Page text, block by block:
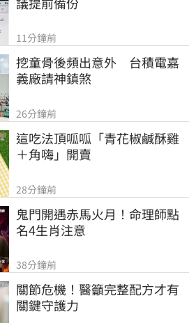
11分鐘前
挖童骨後頻出意外　台積電嘉
義廠請神鎮煞
26分鐘前
這吃法頂呱呱「青花椒鹹酥雞
＋角嗨」開賣
28分鐘前
鬼門開遇赤馬火月！命理師點
名4生肖注意
38分鐘前
關節危機！醫籲完整配方才有
關鍵守護力